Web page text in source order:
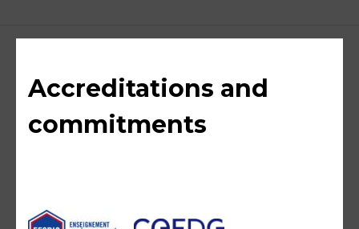
Accreditations and
commitments